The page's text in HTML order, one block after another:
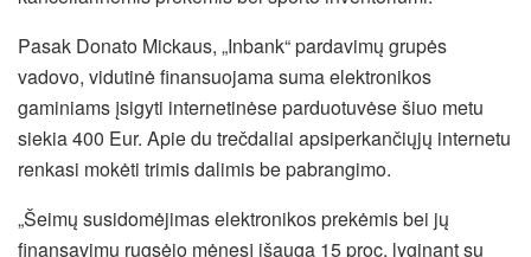
Pasak Donato Mickaus, „Inbank“ pardavimų grupės
vadovo, vidutinė finansuojama suma elektronikos
gaminiams įsigyti internetinėse parduotuvėse šiuo metu
siekia 400 Eur. Apie du trečdaliai apsiperkančiųjų internetu
renkasi mokėti trimis dalimis be pabrangimo.
„Šeimų susidomėjimas elektronikos prekėmis bei jų
finansavimu rugsėjo mėnesį išauga 15 proc. lyginant su